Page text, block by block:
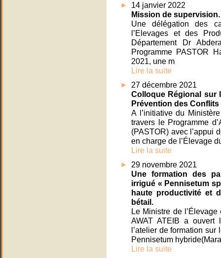
14 janvier 2022
Mission de supervision.
Une délégation des
l’Elevages et des
Département Dr
Programme PASTOR
2021, une m
Lire la suite
27 décembre 2021
Colloque Régional sur
Prévention des Conflits
A l’initiative du
travers le Programme
(PASTOR) avec l’appui
en charge de l’Élevage
Lire la suite
29 novembre 2021
Une formation des
irrigué « Pennisetum
haute productivité et
bétail.
Le Ministre de
AWAT ATEIB a
l’atelier de formation
Pennisetum
Lire la suite